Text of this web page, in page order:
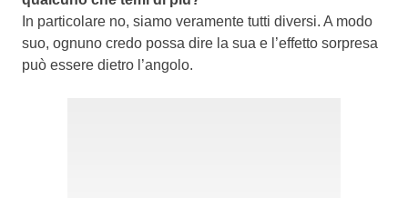
In particolare no, siamo veramente tutti diversi. A modo
suo, ognuno credo possa dire la sua e l’effetto sorpresa
può essere dietro l’angolo.